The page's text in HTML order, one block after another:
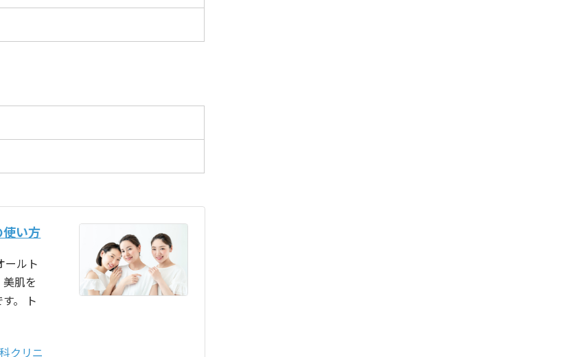
使い方
ールト
肌を
。 ト
クリニ